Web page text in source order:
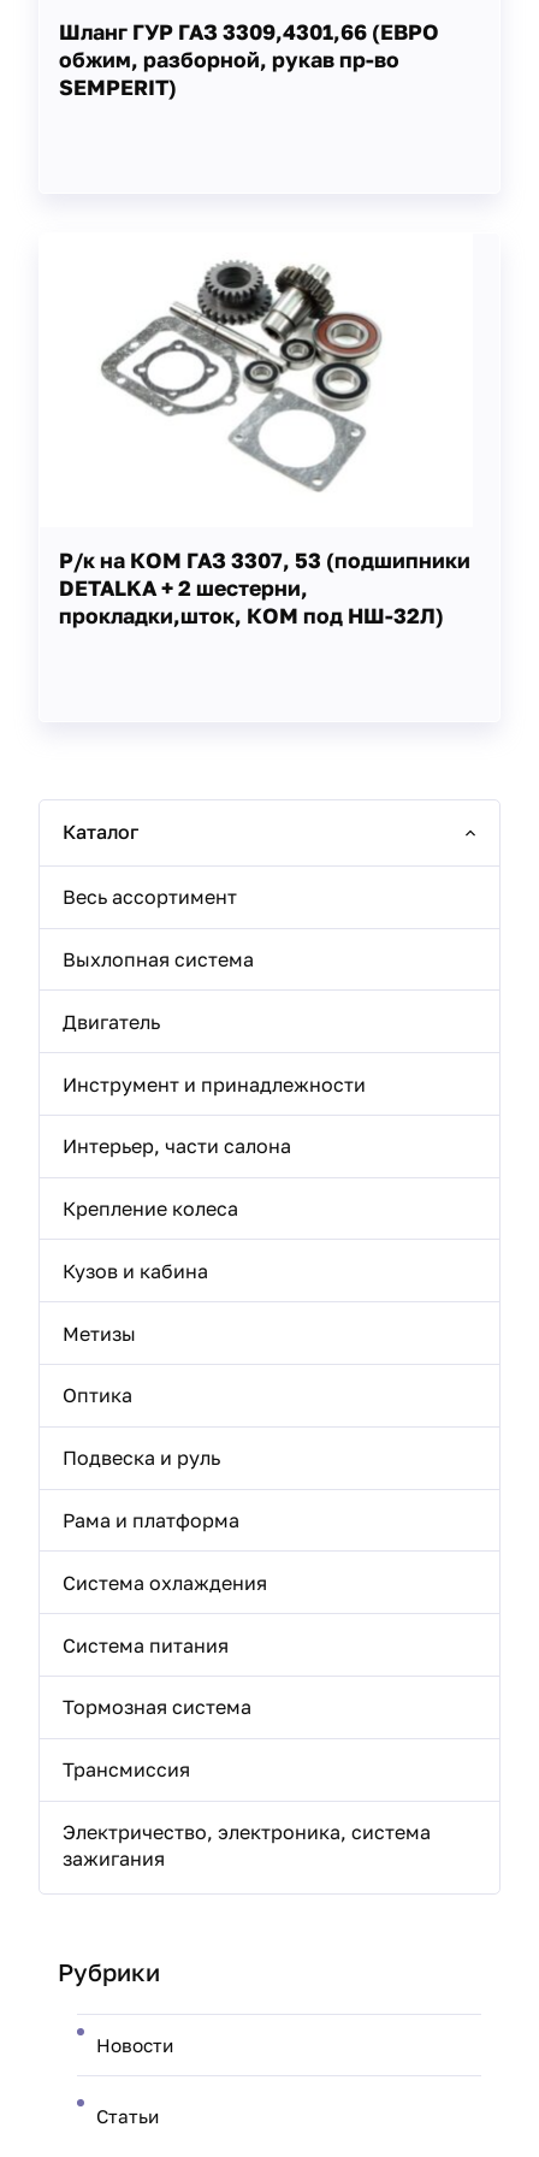
Шланг ГУР ГАЗ 3309,4301,66 (ЕВРО
обжим, разборной, рукав пр-во
SEMPERIT)
Р/к на КОМ ГАЗ 3307, 53 (подшипники
DETALKA + 2 шестерни,
прокладки,шток, КОМ под НШ-32Л)
Каталог
Весь ассортимент
Выхлопная система
Двигатель
Инструмент и принадлежности
Интерьер, части салона
Крепление колеса
Кузов и кабина
Метизы
Оптика
Подвеска и руль
Рама и платформа
Система охлаждения
Система питания
Тормозная система
Трансмиссия
Электричество, электроника, система
зажигания
Рубрики
Новости
Статьи